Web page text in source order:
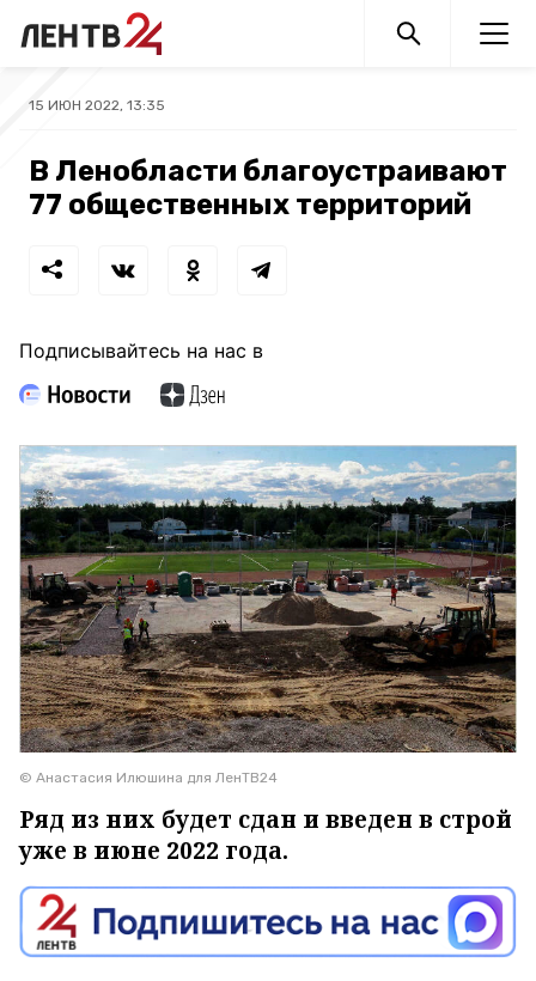
15 ИЮН 2022, 13:35
В Ленобласти благоустраивают
77 общественных территорий
Подписывайтесь на нас в
© Анастасия Илюшина для ЛенТВ24
Ряд из них будет сдан и введен в строй
уже в июне 2022 года.